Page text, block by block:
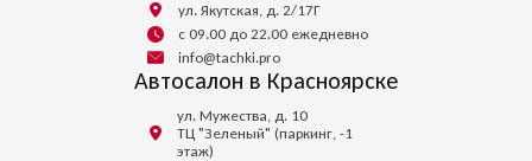
ул. Якутская, д. 2/17Г
с 09.00 до 22.00 ежедневно
info@tachki.pro
Автосалон в Красноярске
ул. Мужества, д. 10
ТЦ "Зеленый" (паркинг, -1
этаж)